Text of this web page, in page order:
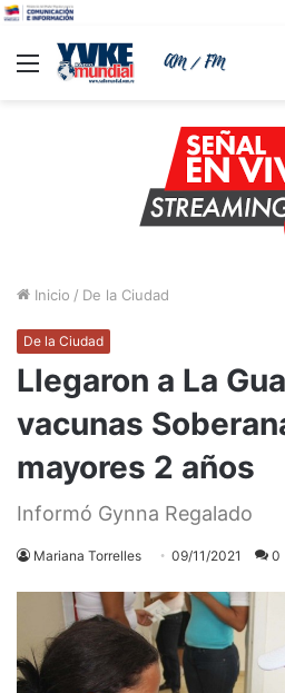
Menu
Inicio / De la Ciudad
De la Ciudad
Llegaron a La
vacunas
mayores 2 años
Informó Gynna Regalado
Mariana Torrelles 09/11/2021 0